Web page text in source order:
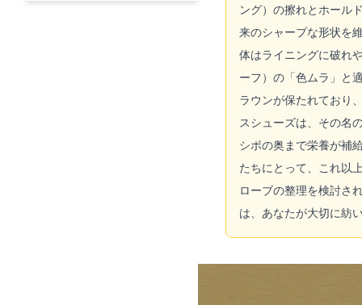
ング）の擦れとホール
来のシャープな形状を
体はライニングに破れ
ーフ）の「色ムラ」と
ラウンが保たれており
スシューズは、その名
シボの奥まで栄養が補
たちにとって、これ以
ローブの整理を検討さ
は、あなたが大切に紡